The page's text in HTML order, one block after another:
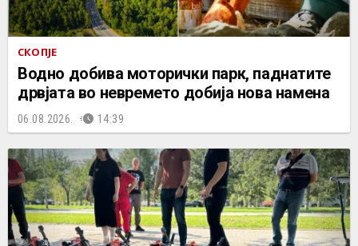
СКОПЈЕ
Водно добива моторички парк, паднатите
дрвјата во невремето добија нова намена
06.08.2026. 14:39